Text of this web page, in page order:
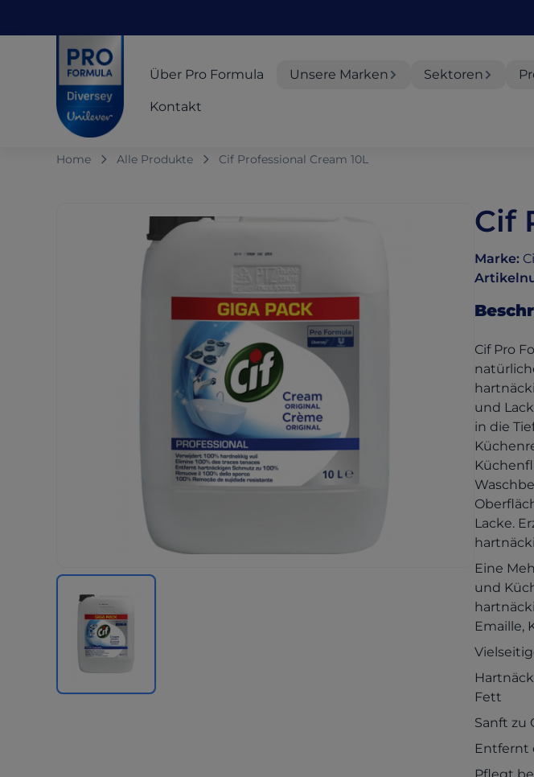
Über Pro Formula Unsere Marken Sektoren
Kontakt
Home Alle Produkte Cif Professional Cream 10L
Cif
Marke:
Cif Pro
und
in die
Lacke.
Eine
und
Emaille,
Fett
Sanft zu
Entfernt